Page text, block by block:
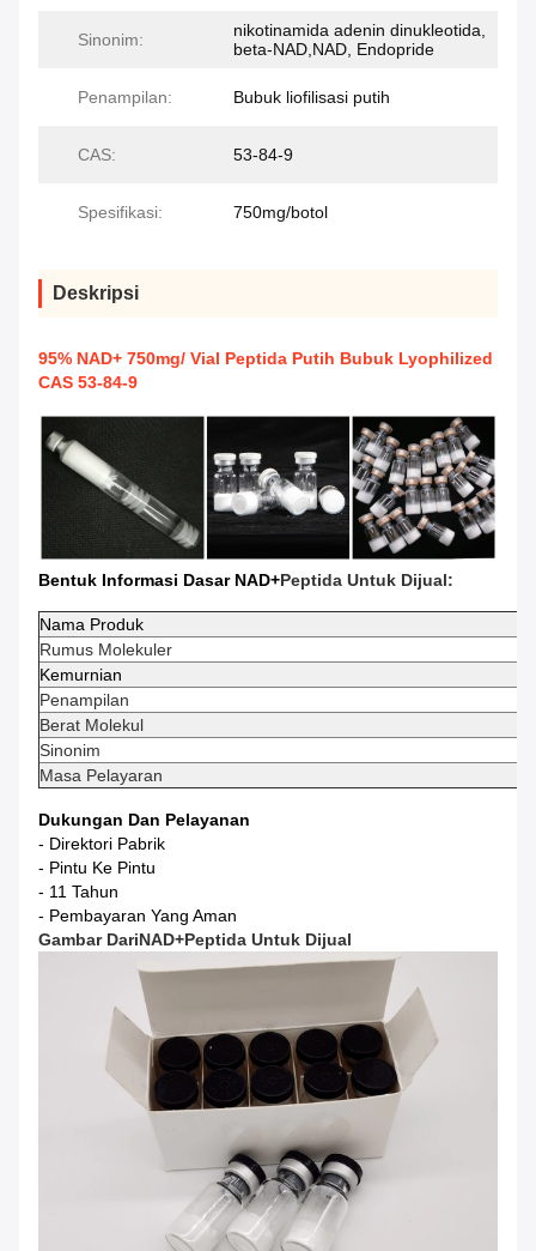
Sinonim:
nikotinamida adenin dinukleotida,
beta-NAD,NAD, Endopride
Penampilan: Bubuk liofilisasi putih
CAS: 53-84-9
Spesifikasi: 750mg/botol
Deskripsi
95% NAD+ 750mg/ Vial Peptida Putih Bubuk Lyophilized
CAS 53-84-9
Bentuk Informasi Dasar NAD+Peptida Untuk Dijual:
Nama Produk
Rumus Molekuler
Kemurnian
Penampilan
Berat Molekul
Sinonim
Masa Pelayaran
Dukungan Dan Pelayanan
- Direktori Pabrik
- Pintu Ke Pintu
- 11 Tahun
- Pembayaran Yang Aman
Gambar DariNAD+Peptida Untuk Dijual